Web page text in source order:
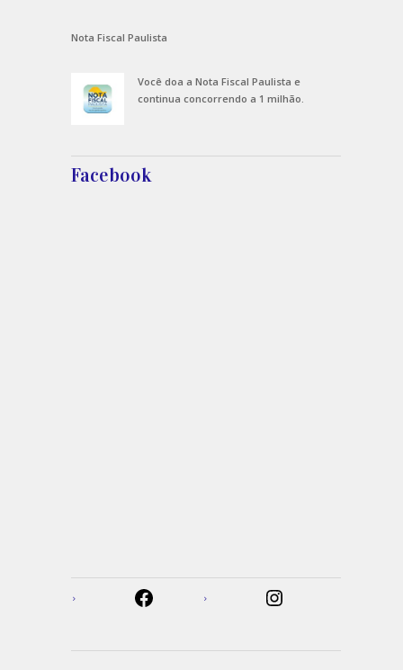
Nota Fiscal Paulista
Você doa a Nota Fiscal Paulista e
continua concorrendo a 1 milhão.
Facebook